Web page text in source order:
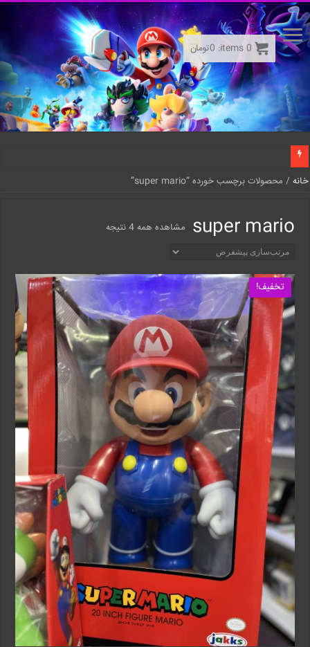
خانه / محصولات برچسب خورده “super mario”
super mario مشاهده همه 4 نتیجه
تخفیف!
0
items:
0تومان